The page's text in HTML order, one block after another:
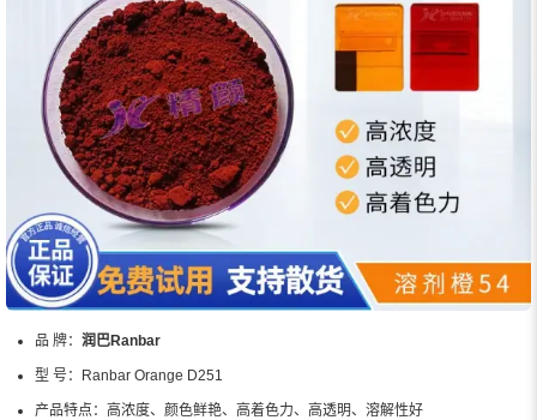
品 牌： 润巴Ranbar
型 号： Ranbar Orange D251
产品特点： 高浓度、颜色鲜艳、高着色力、高透明、溶解性好